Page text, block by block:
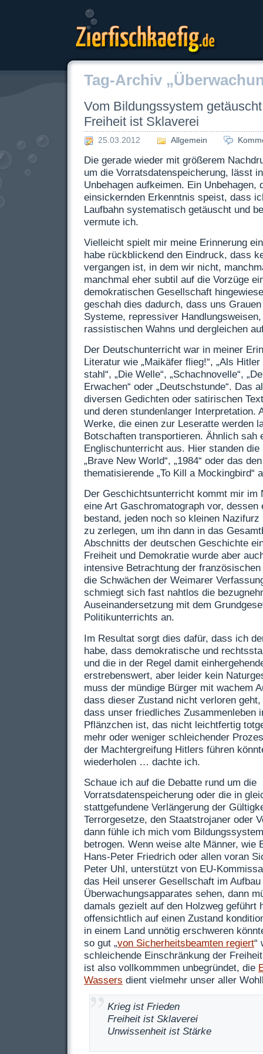
Zierfischkaefig.de
Tag-Archiv
Vom Bildungssystem
Freiheit ist Sklaverei
25.03.2012 Allgemein
Die gerade wieder mit größerem
um die Vorratsdatenspeicherung, lässt
Unbehagen aufkeimen. Ein Unbehagen,
einsickernden Erkenntnis speist, dass
Laufbahn systematisch getäuscht und
vermute ich.
Vielleicht spielt mir meine Erinnerung
habe rückblickend den Eindruck, dass
vergangen ist, in dem wir nicht,
manchmal eher subtil auf die Vorzüge
demokratischen Gesellschaft
geschah dies dadurch, dass uns
Systeme, repressiver
rassistischen Wahns und dergleichen
Der Deutschunterricht war in meiner
Literatur wie „Maikäfer flieg!“, „Als
stahl“, „Die Welle“, „Schachnovelle“,
Erwachen“ oder „Deutschstunde“. Das
diversen Gedichten oder satirischen
und deren stundenlanger Interpretation.
Werke, die einen zur Leseratte werden
Botschaften transportieren. Ähnlich sah
Englischunterricht aus. Hier standen
„Brave New World“, „1984“ oder das
thematisierende „To Kill a Mockingbird“
Der Geschichtsunterricht kommt mir im
eine Art Gaschromatograph vor, dessen
bestand, jeden noch so kleinen
zu zerlegen, um ihn dann in das
Abschnitts der deutschen Geschichte
Freiheit und Demokratie wurde aber
intensive Betrachtung der
die Schwächen der Weimarer
schmiegt sich fast nahtlos die
Auseinandersetzung mit dem
Politikunterrichts an.
Im Resultat sorgt dies dafür, dass ich
habe, dass demokratische und
und die in der Regel damit
erstrebenswert, aber leider kein
muss der mündige Bürger mit wachem
dass dieser Zustand nicht verloren
dass unser friedliches Zusammenleben
Pflänzchen ist, das nicht leichtfertig
mehr oder weniger schleichender
der Machtergreifung Hitlers führen
wiederholen … dachte ich.
Schaue ich auf die Debatte rund um die
Vorratsdatenspeicherung oder die in
stattgefundene Verlängerung der
Terrorgesetze, den Staatstrojaner oder
dann fühle ich mich vom
betrogen. Wenn weise alte Männer, wie
Hans-Peter Friedrich oder allen voran
Peter Uhl, unterstützt von EU-
das Heil unserer Gesellschaft im Aufbau
Überwachungsapparates sehen, dann
damals gezielt auf den Holzweg geführt
offensichtlich auf einen Zustand
in einem Land unnötig erschweren
so gut „von Sicherheitsbeamten regiert“
schleichende Einschränkung der
ist also vollkommmen unbegründet, die
Wassers dient vielmehr unser aller
Krieg ist Frieden
Freiheit ist Sklaverei
Unwissenheit ist Stärke